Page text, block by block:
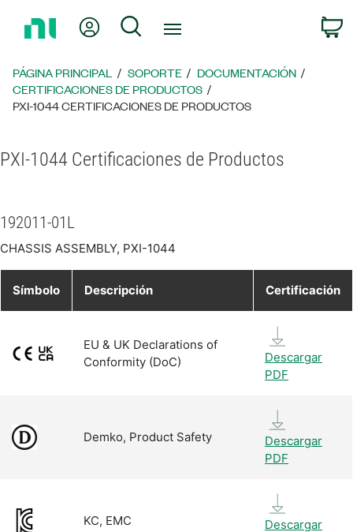
página
principal
Mi cuentaBúsqueda
PÁGINA PRINCIPAL SOPORTE
DOCUMENTACIÓN
CERTIFICACIONES DE PRODUCTOS
PXI-1044 CERTIFICACIONES DE PRODUCTOS
PXI-1044 Certificaciones de Productos
192011-01L
CHASSIS ASSEMBLY, PXI-1044
Símbolo Descripción Certificación
EU & UK Declarations of
Conformity (DoC)
Descargar
PDF
Demko, Product Safety
Descargar
PDF
KC, EMC
Descargar